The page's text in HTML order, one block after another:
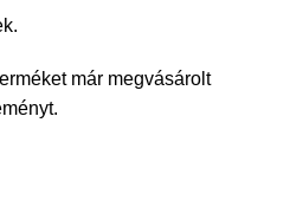
már megvásárolt